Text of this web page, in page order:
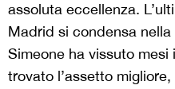
assoluta eccellenza.
Madrid si condensa
Simeone ha vissuto
trovato l’assetto